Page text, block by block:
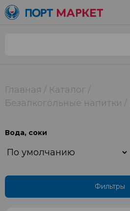
Главная
Каталог
Безалкогольные напитки
Вода, соки
Фильтры